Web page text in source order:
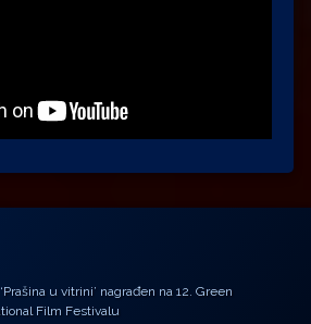
u vitrini’ nagrađen na 12. Green
Film Festivalu